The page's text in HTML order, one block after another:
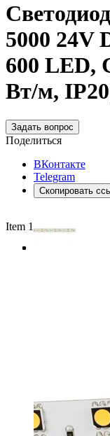
5000 24V
600 LED,
Вт/м,
Задать вопрос
Поделиться
ВКонтакте
Telegram
Скопировать
Item 1 of 4